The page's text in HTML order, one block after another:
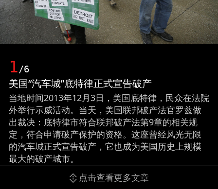
1/6
美国“汽车城”底特律正式宣告破产
当地时间2013年12月3日，美国底特律，民众在法院
外举行示威活动。当天，美国联邦破产法官罗兹做
出裁决：底特律市符合联邦破产法第9章的相关规
定，符合申请破产保护的资格。这座曾经风光无限
的汽车城正式宣告破产，它也成为美国历史上规模
最大的破产城市。
点击查看更多文章